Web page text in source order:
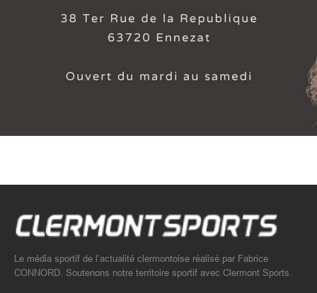
Le média sportif de l’actualité clermontoise réalisé par Fabrice
CONNORD. Soutenons notre territoire sportif avec Clermont Sports.